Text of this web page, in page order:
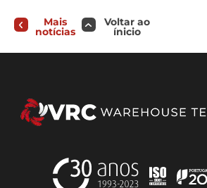
Mais
notícias
Voltar ao
ínicio